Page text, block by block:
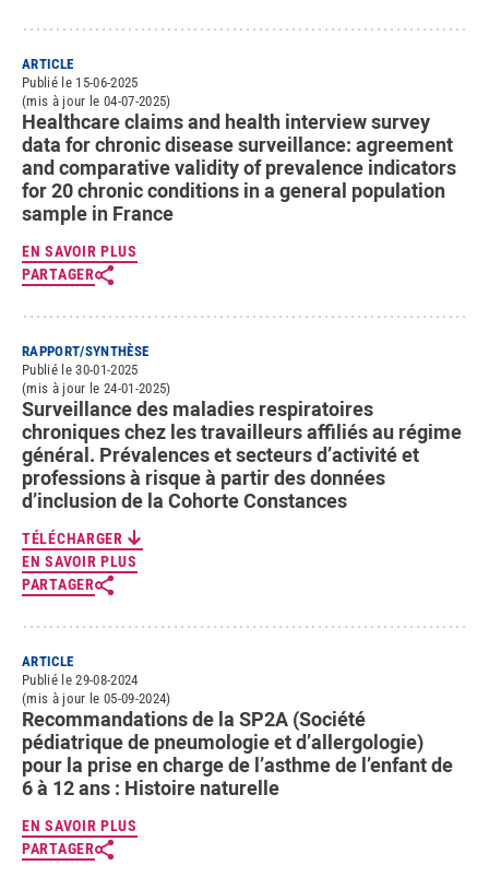
ARTICLE
Publié le 15-06-2025
(mis à jour le 04-07-2025)
Healthcare claims and health interview survey
data for chronic disease surveillance: agreement
and comparative validity of prevalence indicators
for 20 chronic conditions in a general population
sample in France
EN SAVOIR PLUS
PARTAGER
RAPPORT/SYNTHÈSE
Publié le 30-01-2025
(mis à jour le 24-01-2025)
Surveillance des maladies respiratoires
chroniques chez les travailleurs affiliés au régime
général. Prévalences et secteurs d’activité et
professions à risque à partir des données
d’inclusion de la Cohorte Constances
TÉLÉCHARGER
EN SAVOIR PLUS
PARTAGER
ARTICLE
Publié le 29-08-2024
(mis à jour le 05-09-2024)
Recommandations de la SP2A (Société
pédiatrique de pneumologie et d’allergologie)
pour la prise en charge de l’asthme de l’enfant de
6 à 12 ans : Histoire naturelle
EN SAVOIR PLUS
PARTAGER